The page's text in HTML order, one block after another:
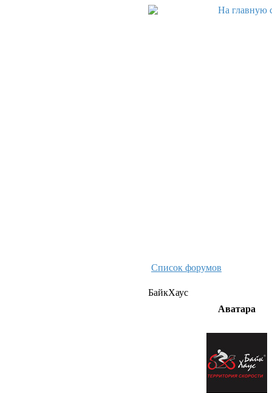
Список форумов
БайкХаус
Аватара